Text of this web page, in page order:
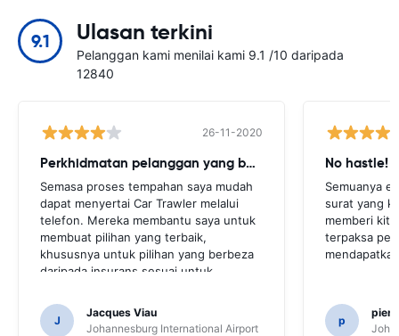
9.1 Ulasan terkini
Pelanggan kami menilai kami 9.1 /10 daripada
12840
26-11-2020
Perkhidmatan pelanggan yang baik
Semasa proses tempahan saya mudah
dapat menyertai Car Trawler melalui
telefon. Mereka membantu saya untuk
membuat pilihan yang terbaik,
khususnya untuk pilihan yang berbeza
daripada insurans sesuai untuk
J
Jacques Viau
Johannesburg International Airport
No hastle!
Semuanya
surat yang
memberi
terpaksa
p